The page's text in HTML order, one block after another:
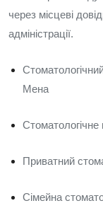
через місцеві
адміністрації.
Мена
Стоматологічне
Приватний
Сімейна